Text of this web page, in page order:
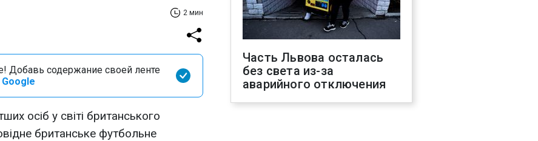
2 мин
Добавь содержание своей ленте
осіб у світі британського
британське футбольне
Часть Львова осталась
без света из-за
аварийного отключения